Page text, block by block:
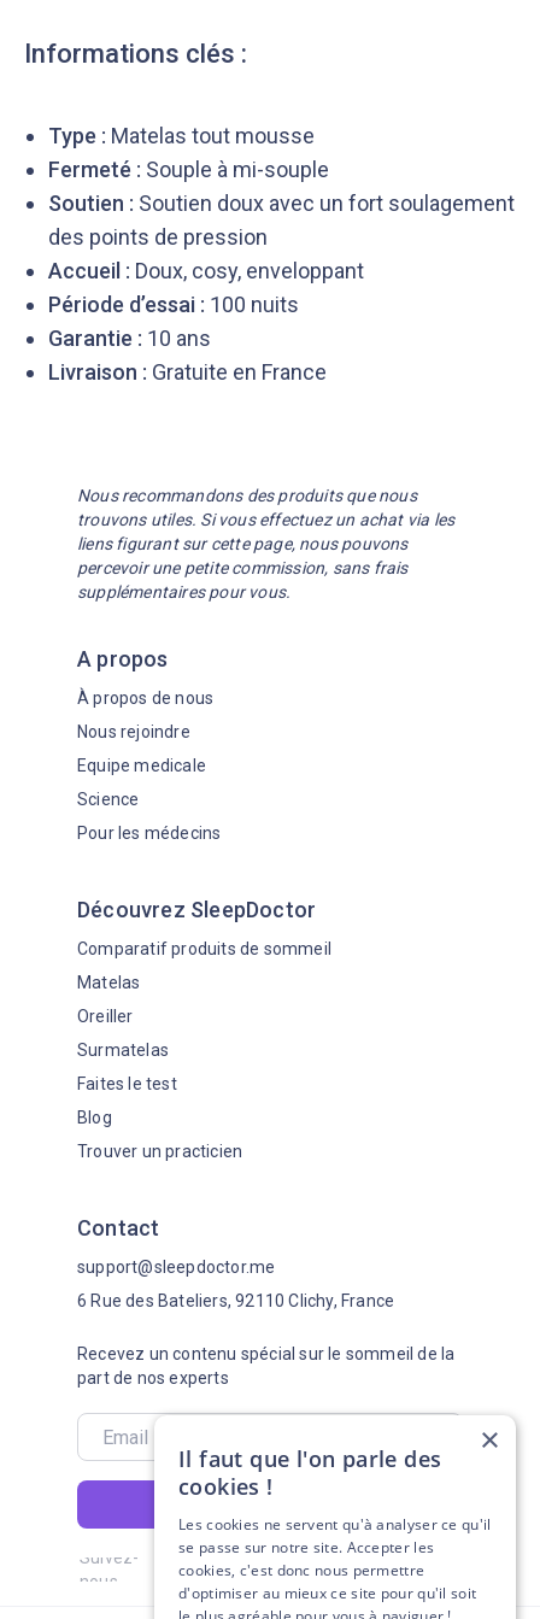
Informations clés :
Type : Matelas tout mousse
Fermeté : Souple à mi-souple
Soutien : Soutien doux avec un fort soulagement
des points de pression
Accueil : Doux, cosy, enveloppant
Période d’essai : 100 nuits
Garantie : 10 ans
Livraison : Gratuite en France
A propos
Découvrez SleepDoctor
Contact
Nous recommandons des produits que nous
trouvons utiles. Si vous effectuez un achat via les
liens figurant sur cette page, nous pouvons
percevoir une petite commission, sans frais
supplémentaires pour vous.
Nous rejoindre
Equipe medicale
Science
Matelas
Comparatif produits de sommeil
Oreiller
Surmatelas
Blog
Trouver un practicien
Faites le test
Pour les médecins
Recevez un contenu spécial sur le sommeil de la
part de nos experts
support@sleepdoctor.me
6 Rue des Bateliers, 92110 Clichy, France
Suivez-
nous
À propos de nous
×
Il faut que l'on parle des
cookies !
Les cookies ne servent qu'à analyser ce qu'il
se passe sur notre site. Accepter les
cookies, c'est donc nous permettre
d'optimiser au mieux ce site pour qu'il soit